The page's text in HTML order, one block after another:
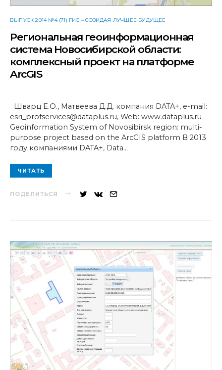
ВЫПУСК 2014 №4 (71) ГИС – СОЗИДАЯ ЛУЧШЕЕ БУДУЩЕЕ
Региональная геоинформационная
система Новосибирской области:
комплексный проект на платформе
ArcGIS
Шварц Е.О., Матвеева Д.Д. компания DATA+, e-mail:
esri_profservices@dataplus.ru, Web: www.dataplus.ru
Geoinformation System of Novosibirsk region: multi-
purpose project based on the ArcGIS platform В 2013
году компаниями DATA+, Data…
ЧИТАТЬ
ПОДЕЛИТЬСЯ